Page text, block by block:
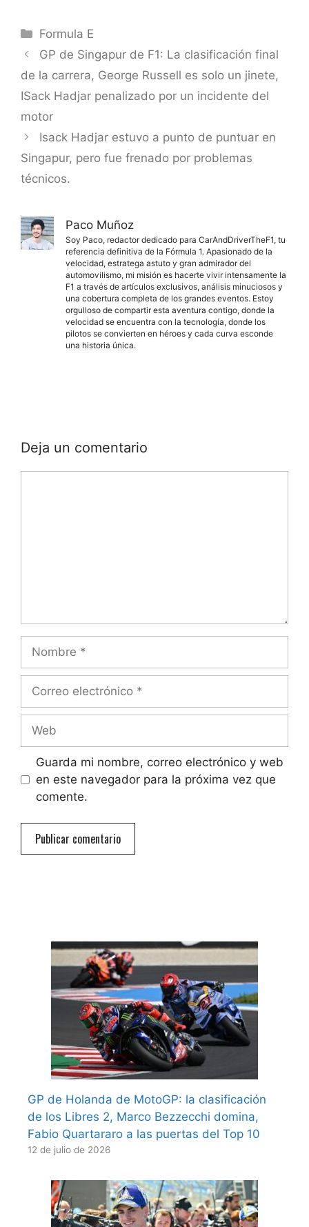
Categorías
Formula E
GP de Singapur de F1: La clasificación final
de la carrera, George Russell es solo un jinete,
ISack Hadjar penalizado por un incidente del
motor
Isack Hadjar estuvo a punto de puntuar en
Singapur, pero fue frenado por problemas
técnicos.
Paco Muñoz
Soy Paco, redactor dedicado para CarAndDriverTheF1, tu
referencia definitiva de la Fórmula 1. Apasionado de la
velocidad, estratega astuto y gran admirador del
automovilismo, mi misión es hacerte vivir intensamente la
F1 a través de artículos exclusivos, análisis minuciosos y
una cobertura completa de los grandes eventos. Estoy
orgulloso de compartir esta aventura contigo, donde la
velocidad se encuentra con la tecnología, donde los
pilotos se convierten en héroes y cada curva esconde
una historia única.
Deja un comentario
electrónico
Guarda mi nombre, correo electrónico y web
en este navegador para la próxima vez que
comente.
GP de Holanda de MotoGP: la clasificación
de los Libres 2, Marco Bezzecchi domina,
Fabio Quartararo a las puertas del Top 10
12 de julio de 2026